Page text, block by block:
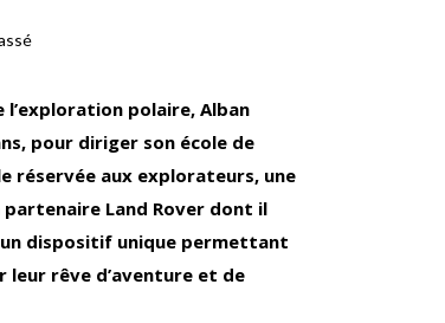
polaire, Alban
pour diriger son école de
réservée aux explorateurs, une
partenaire Land Rover dont il
dispositif unique permettant
leur rêve d’aventure et de